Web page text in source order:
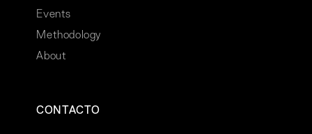
Events
Methodology
About
CONTACTO